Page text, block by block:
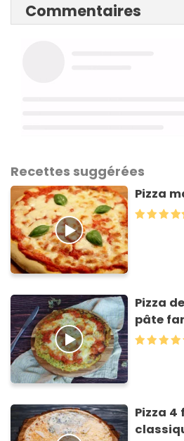
Commentaires
Recettes suggérées
Pizza
Pizza
pâte
Pizza 4